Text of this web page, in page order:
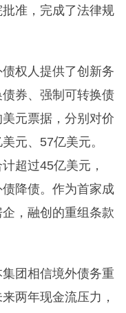
准，完成了法律规
权人提供了创新务
券、强制可转换债
元票据，分别对价
元、57亿美元。
超过45亿美元，
降债。作为首家成
，融创的重组条款
团相信境外债务重
两年现金流压力，